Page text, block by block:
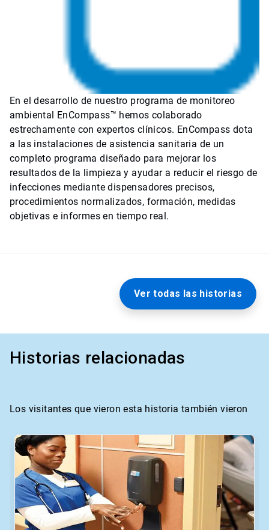
En el desarrollo de nuestro programa de monitoreo
ambiental EnCompass™ hemos colaborado
estrechamente con expertos clínicos. EnCompass dota
a las instalaciones de asistencia sanitaria de un
completo programa diseñado para mejorar los
resultados de la limpieza y ayudar a reducir el riesgo de
infecciones mediante dispensadores precisos,
procedimientos normalizados, formación, medidas
objetivas e informes en tiempo real.
Ver todas las historias
Historias relacionadas
Los visitantes que vieron esta historia también vieron